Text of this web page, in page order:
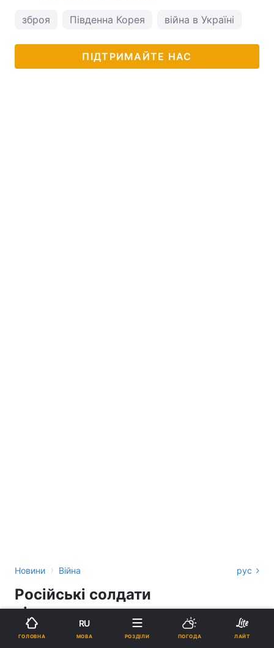
зброя Південна Корея війна в Україні
ПІДТРИМАЙТЕ НАС
Новини › Війна рус
Російські солдати
відмовляються атакувати та
"плюють" на накази командирів
ГОЛОВНА
RU
МОВА РОЗДІЛИ ПОГОДА ЛАЙТ